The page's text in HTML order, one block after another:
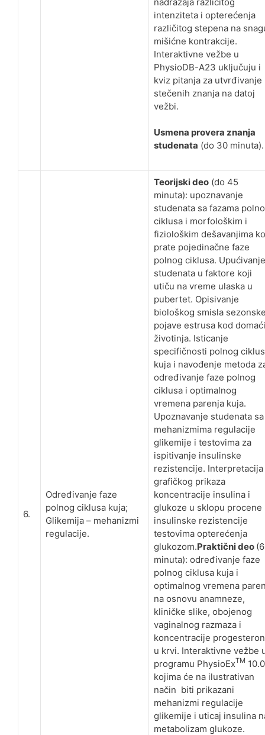
intenziteta i opterećenja
različitog stepena na
mišićne kontrakcije.
Interaktivne vežbe u
PhysioDB-A23 uključuju i
kviz pitanja za utvrđivanje
stečenih znanja na datoj
vežbi.
Usmena provera znanja
studenata (do 30 minuta).
6.
Određivanje faze
polnog ciklusa kuja;
Glikemija – mehanizmi
regulacije.
Teorijski deo (do 45
minuta): upoznavanje
studenata sa fazama
ciklusa i morfološkim i
fiziološkim dešavanjima
prate pojedinačne faze
polnog ciklusa. Upućivanje
studenata u faktore koji
utiču na vreme ulaska u
pubertet. Opisivanje
biološkog smisla
pojave estrusa kod
životinja. Isticanje
specifičnosti polnog
kuja i navođenje metoda
određivanje faze polnog
ciklusa i optimalnog
vremena parenja kuja.
Upoznavanje studenata sa
mehanizmima regulacije
glikemije i testovima za
ispitivanje insulinske
rezistencije. Interpretacija
grafičkog prikaza
koncentracije insulina i
glukoze u sklopu procene
insulinske rezistencije
testovima opterećenja
glukozom.Praktični deo
minuta): određivanje faze
polnog ciklusa kuja i
optimalnog vremena
na osnovu anamneze,
kliničke slike, obojenog
vaginalnog razmaza i
koncentracije
u krvi. Interaktivne vežbe
programu PhysioExTM
kojima će na ilustrativan
način biti prikazani
mehanizmi regulacije
glikemije i uticaj insulina
metabolizam glukoze.